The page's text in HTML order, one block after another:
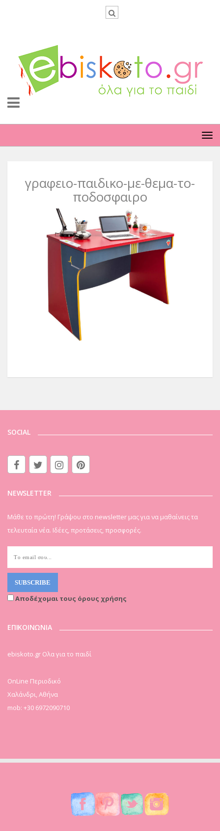
γραφειο-παιδικο-με-θεμα-το-
ποδοσφαιρο
SOCIAL
NEWSLETTER
Μάθε το πρώτη! Γράψου στο newsletter μας για να μαθαίνεις τα
τελευταία νέα. Ιδέες, προτάσεις, προσφορές.
Αποδέχομαι τους όρους χρήσης
ΕΠΙΚΟΙΝΩΝΙΑ
ebiskoto.gr Ολα για το παιδί
OnLine Περιοδικό
Χαλάνδρι, Αθήνα
mob: +30 6972090710